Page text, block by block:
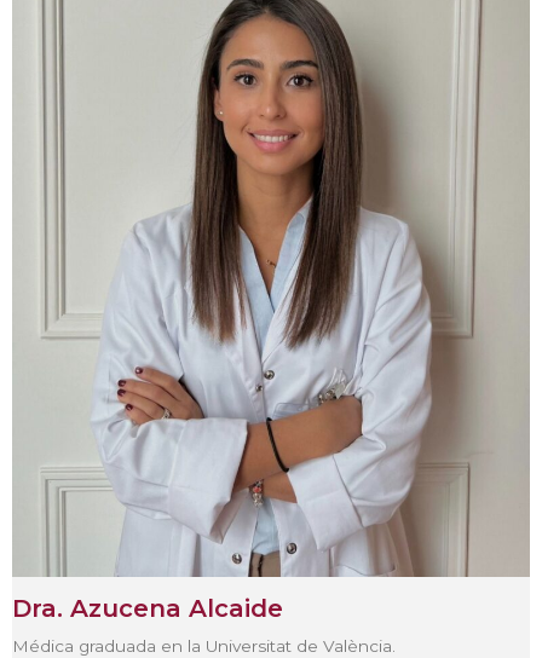
Dra. Azucena Alcaide
Médica graduada en la Universitat de València.